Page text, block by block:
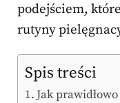
podejściem,
rutyny
Spis treści
Jak